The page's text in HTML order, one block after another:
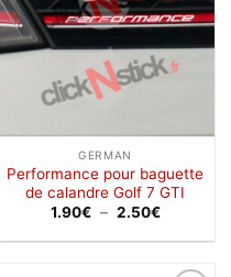
GERMAN
Performance pour baguette
de calandre Golf 7 GTI
1.90€ – 2.50€Plage
prix :